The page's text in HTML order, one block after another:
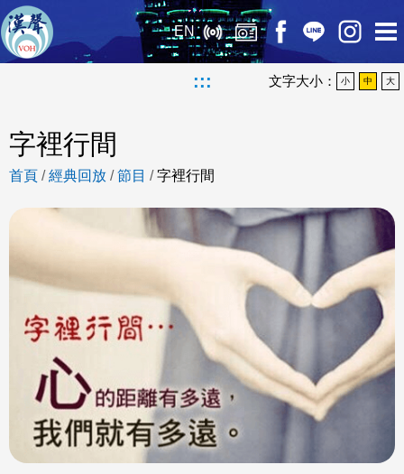
EN
::: 文字大小： 小 中 大
字裡行間
首頁 /經典回放 /節目 /字裡行間